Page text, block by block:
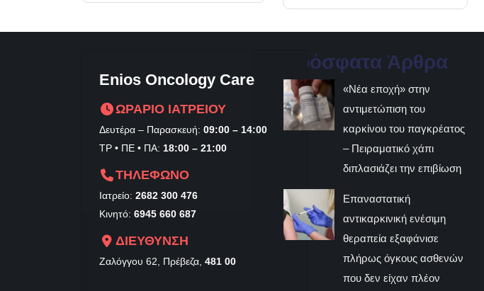
Enios Oncology Care
ΩΡΑΡΙΟ ΙΑΤΡΕΙΟΥ
Δευτέρα – Παρασκευή: 09:00 – 14:00
ΤΡ • ΠΕ • ΠΑ: 18:00 – 21:00
ΤΗΛΕΦΩΝΟ
Ιατρείο: 2682 300 476
Κινητό: 6945 660 687
ΔΙΕΥΘΥΝΣΗ
Ζαλόγγου 62, Πρέβεζα, 481 00
Πρόσφατα Άρθρα
«Νέα εποχή» στην
αντιμετώπιση του
καρκίνου του παγκρέατος
– Πειραματικό χάπι
διπλασιάζει την επιβίωση
Επαναστατική
αντικαρκινική ενέσιμη
θεραπεία εξαφάνισε
πλήρως όγκους ασθενών
που δεν είχαν πλέον